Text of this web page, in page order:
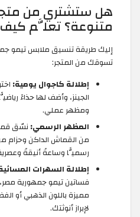
هل ستشتري من
متنوعة؟ تعلَّم
إليك طريقة تنسيق ملابس تيمو
تسوقك من المتجر:
إطلالة كاجوال يومية:
الجينز، وأضف لها حذاءً
ومظهر عملي.
المظهر الرسمي: نسّق
من القماش الداكن وحزام
رسميًّا وساعةً أنيقةً
إطلالة السهرات
فساتين تيمو جمهورية
مميزة باللون الذهبي أو
لإبراز أنوثتك.